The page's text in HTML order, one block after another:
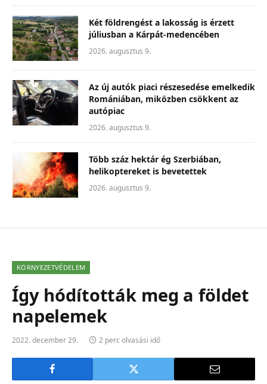
Két földrengést a lakosság is érzett
júliusban a Kárpát-medencében
2026. augusztus 9.
Az új autók piaci részesedése emelkedik
Romániában, miközben csökkent az
autópiac
2026. augusztus 9.
Több száz hektár ég Szerbiában,
helikoptereket is bevetettek
2026. augusztus 9.
KÖRNYEZETVÉDELEM
Így hódították meg a földet
napelemek
2022. december 29. 2 perc olvasási idő